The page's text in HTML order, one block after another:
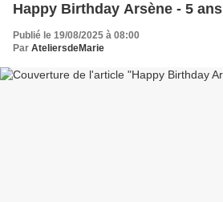
Happy Birthday Arsène - 5 ans
Publié le 19/08/2025 à 08:00
Par AteliersdeMarie